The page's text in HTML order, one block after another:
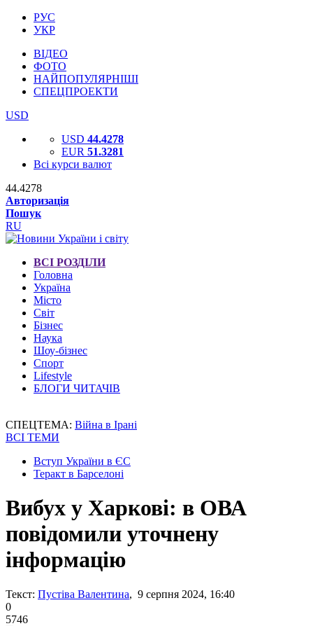
РУС
УКР
ВІДЕО
ФОТО
НАЙПОПУЛЯРНІШІ
СПЕЦПРОЕКТИ
USD
USD 44.4278
EUR 51.3281
Всі курси валют
44.4278
Авторизація
Пошук
RU
ВСІ РОЗДІЛИ
Головна
Україна
Місто
Світ
Бізнес
Наука
Шоу-бізнес
Спорт
Lifestyle
БЛОГИ ЧИТАЧІВ
СПЕЦТЕМА: Війна в Ірані
ВСІ ТЕМИ
Вступ України в ЄС
Теракт в Барселоні
Вибух у Харкові: в ОВА
повідомили уточнену
інформацію
Текст: Пустіва Валентина, 9 серпня 2024, 16:40
0
5746